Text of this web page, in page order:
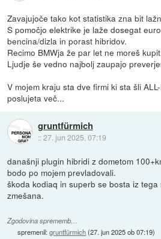
Zavajujoče tako kot statistika zna bit
S pomočjo elektrike je laže dosegat
bencina/dizla in porast hibridov.
Recimo BMWja že par let ne moreš
Ljudje še vedno najbolj zaupajo
V mojem kraju sta dve firmi ki sta šli
poslujeta več...
gruntfürmich
::27. jun 2025, 07:19
današnji plugin hibridi z dometom
bodo po mojem prevladovali.
škoda kodiaq in superb se bosta iz
zmešana.
Zgodovina sprememb…
spremenil:gruntfürmich(27. jun 2025 ob 07:19)